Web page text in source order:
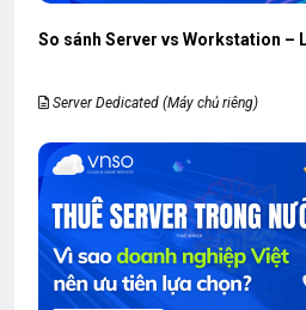
So sánh Server vs Workstation –
Server Dedicated (Máy chủ riêng)